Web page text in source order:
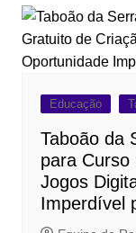
Educação
Taboão da
para Curso
Jogos
Imperdível